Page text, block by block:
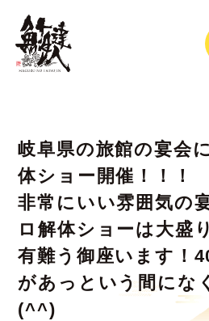
岐阜県の旅館の宴会
体ショー開催！！！
非常にいい雰囲気の
ロ解体ショーは大盛
有難う御座います！
があっという間にな
(^^)